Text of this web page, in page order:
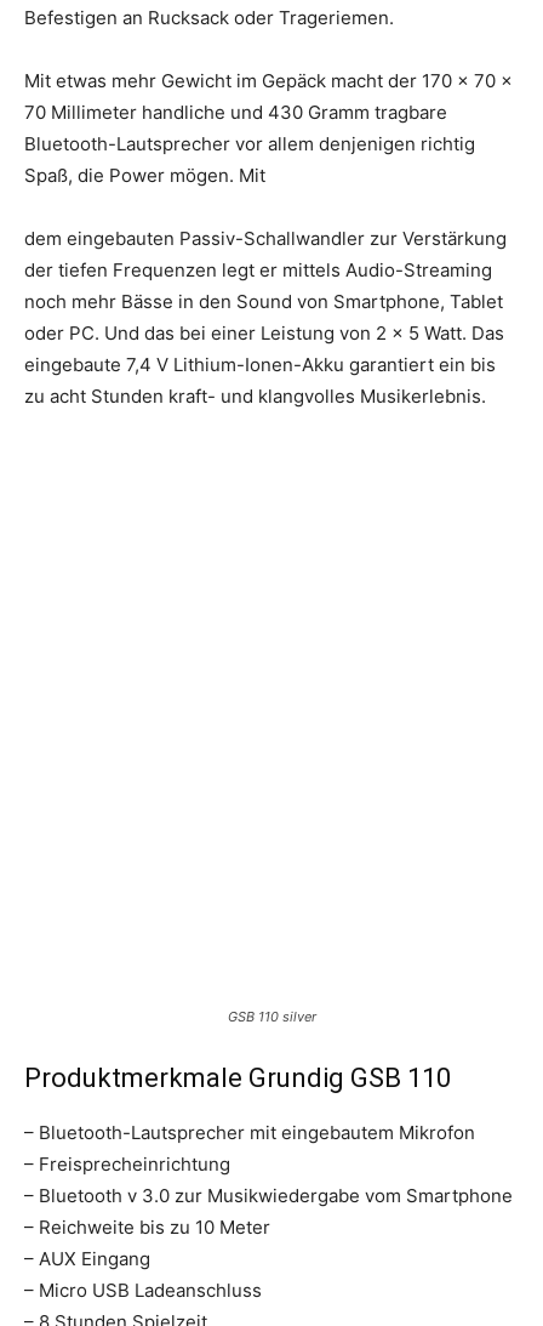
Befestigen an Rucksack oder Trageriemen.
Mit etwas mehr Gewicht im Gepäck macht der 170 x 70 x
70 Millimeter handliche und 430 Gramm tragbare
Bluetooth-Lautsprecher vor allem denjenigen richtig
Spaß, die Power mögen. Mit
dem eingebauten Passiv-Schallwandler zur Verstärkung
der tiefen Frequenzen legt er mittels Audio-Streaming
noch mehr Bässe in den Sound von Smartphone, Tablet
oder PC. Und das bei einer Leistung von 2 x 5 Watt. Das
eingebaute 7,4 V Lithium-Ionen-Akku garantiert ein bis
zu acht Stunden kraft- und klangvolles Musikerlebnis.
GSB 110 silver
Produktmerkmale Grundig GSB 110
– Bluetooth-Lautsprecher mit eingebautem Mikrofon
– Freisprecheinrichtung
– Bluetooth v 3.0 zur Musikwiedergabe vom Smartphone
– Reichweite bis zu 10 Meter
– AUX Eingang
– Micro USB Ladeanschluss